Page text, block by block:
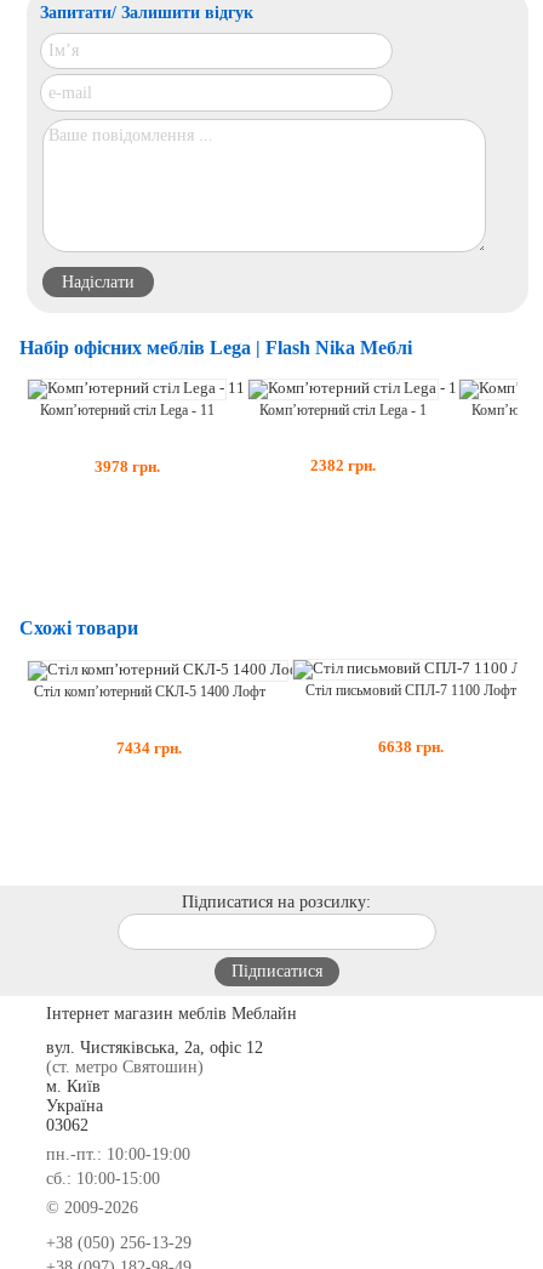
Запитати/ Залишити відгук
Набір офісних меблів Lega | Flash Nika Меблі
Комп’ютерний стіл Lega - 11
3978 грн.
Комп’ютерний стіл Lega - 1
2382 грн.
Схожі товари
Стіл комп’ютерний СКЛ-5 1400 Лофт
7434 грн.
Стіл письмовий СПЛ-7 1100 Лофт
6638 грн.
Підписатися на розсилку:
Інтернет магазин меблів Меблайн
вул. Чистяківська, 2а, офіс 12
(ст. метро Святошин)
м. Київ
Україна
03062
пн.-пт.: 10:00-19:00
сб.: 10:00-15:00
© 2009-2026
+38 (050) 256-13-29